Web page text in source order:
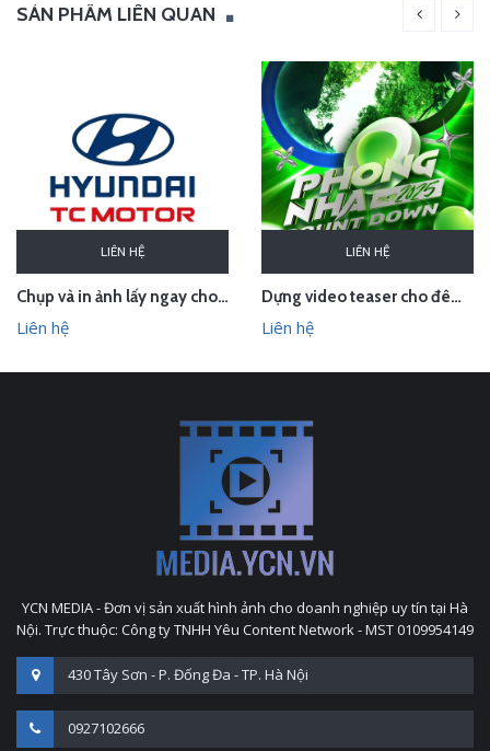
SẢN PHẨM LIÊN QUAN
LIÊN HỆ
Chụp và in ảnh lấy ngay cho Huyndai Lam Kinh
Liên hệ
LIÊN HỆ
Dựng video teaser cho đêm countdown tại Phong Nha - Quảng Bình
Liên hệ
YCN MEDIA - Đơn vị sản xuất hình ảnh cho doanh nghiệp uy tín tại Hà
Nội. Trực thuộc: Công ty TNHH Yêu Content Network - MST 0109954149
430 Tây Sơn - P. Đống Đa - TP. Hà Nội
0927102666